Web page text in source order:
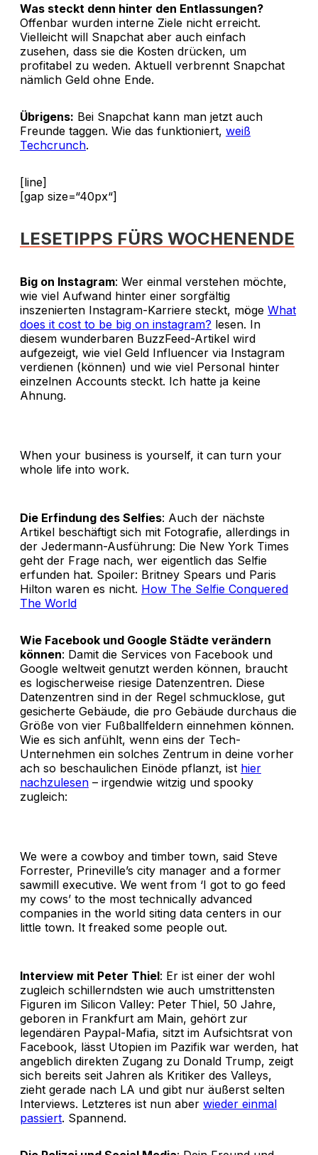
Was steckt denn hinter den Entlassungen?
Offenbar wurden interne Ziele nicht erreicht.
Vielleicht will Snapchat aber auch einfach
zusehen, dass sie die Kosten drücken, um
profitabel zu weden. Aktuell verbrennt Snapchat
nämlich Geld ohne Ende.
Übrigens: Bei Snapchat kann man jetzt auch
Freunde taggen. Wie das funktioniert, weiß
Techcrunch.
[line]
[gap size=“40px“]
LESETIPPS FÜRS WOCHENENDE
Big on Instagram: Wer einmal verstehen möchte,
wie viel Aufwand hinter einer sorgfältig
inszenierten Instagram-Karriere steckt, möge What
does it cost to be big on instagram? lesen. In
diesem wunderbaren BuzzFeed-Artikel wird
aufgezeigt, wie viel Geld Influencer via Instagram
verdienen (können) und wie viel Personal hinter
einzelnen Accounts steckt. Ich hatte ja keine
Ahnung.
When your business is yourself, it can turn your
whole life into work.
Die Erfindung des Selfies: Auch der nächste
Artikel beschäftigt sich mit Fotografie, allerdings in
der Jedermann-Ausführung: Die New York Times
geht der Frage nach, wer eigentlich das Selfie
erfunden hat. Spoiler: Britney Spears und Paris
Hilton waren es nicht. How The Selfie Conquered
The World
Wie Facebook und Google Städte verändern
können: Damit die Services von Facebook und
Google weltweit genutzt werden können, braucht
es logischerweise riesige Datenzentren. Diese
Datenzentren sind in der Regel schmucklose, gut
gesicherte Gebäude, die pro Gebäude durchaus die
Größe von vier Fußballfeldern einnehmen können.
Wie es sich anfühlt, wenn eins der Tech-
Unternehmen ein solches Zentrum in deine vorher
ach so beschaulichen Einöde pflanzt, ist hier
nachzulesen – irgendwie witzig und spooky
zugleich:
We were a cowboy and timber town, said Steve
Forrester, Prineville’s city manager and a former
sawmill executive. We went from ‘I got to go feed
my cows’ to the most technically advanced
companies in the world siting data centers in our
little town. It freaked some people out.
Interview mit Peter Thiel: Er ist einer der wohl
zugleich schillerndsten wie auch umstrittensten
Figuren im Silicon Valley: Peter Thiel, 50 Jahre,
geboren in Frankfurt am Main, gehört zur
legendären Paypal-Mafia, sitzt im Aufsichtsrat von
Facebook, lässt Utopien im Pazifik war werden, hat
angeblich direkten Zugang zu Donald Trump, zeigt
sich bereits seit Jahren als Kritiker des Valleys,
zieht gerade nach LA und gibt nur äußerst selten
Interviews. Letzteres ist nun aber wieder einmal
passiert. Spannend.